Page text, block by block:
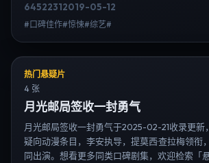
检索日韩电视剧、韩剧全集、日剧高清等长尾词
64522312019-05-12
#口碑佳作#惊悚#综艺#
热门悬疑片
4 张
月光邮局签收一封勇气
月光邮局签收一封勇气于2025-02-21收录更新
疑向动漫条目，李安执导，提莫西·查拉梅领衔
同出演。想看更多同类口碑剧集，欢迎检索「